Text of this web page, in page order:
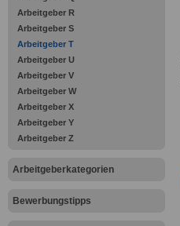
Arbeitgeber R
Arbeitgeber S
Arbeitgeber T
Arbeitgeber U
Arbeitgeber V
Arbeitgeber W
Arbeitgeber X
Arbeitgeber Y
Arbeitgeber Z
Arbeitgeberkategorien
Bewerbungstipps